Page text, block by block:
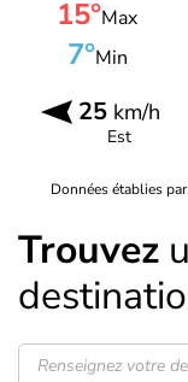
15°Max
7°Min
25km/h
Est
Données établies
Trouvez